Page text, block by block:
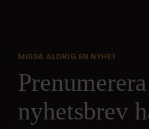
MISSA ALDRIG EN NYHET
nyhetsbrev